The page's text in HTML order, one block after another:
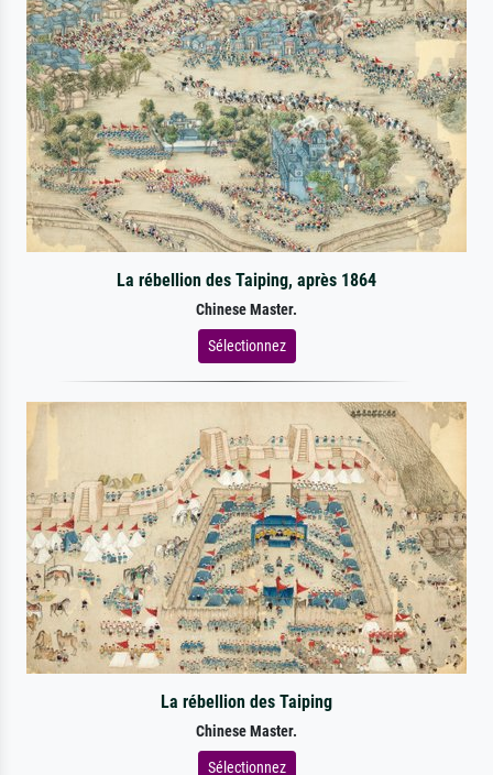
La rébellion des Taiping, après 1864
Chinese Master.
Sélectionnez
La rébellion des Taiping
Chinese Master.
Sélectionnez